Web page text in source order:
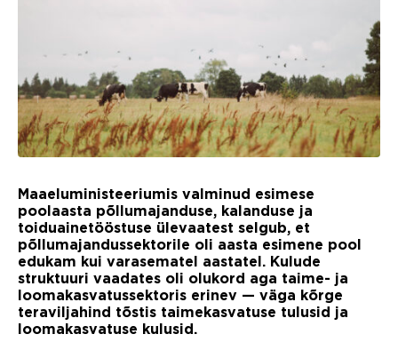
Maaeluministeeriumis valminud esimese
poolaasta põllumajanduse, kalanduse ja
toiduainetööstuse ülevaatest selgub, et
põllumajandussektorile oli aasta esimene pool
edukam kui varasematel aastatel . Kulude
struktuuri vaadates oli olukord aga taime- ja
loomakasvatussektoris erinev — väga kõrge
teraviljahind tõstis taimekasvatuse tulusid ja
loomakasvatuse kulusid .